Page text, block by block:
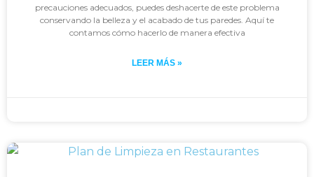
precauciones adecuados, puedes deshacerte de este problema
conservando la belleza y el acabado de tus paredes. Aquí te
contamos cómo hacerlo de manera efectiva
LEER MÁS »